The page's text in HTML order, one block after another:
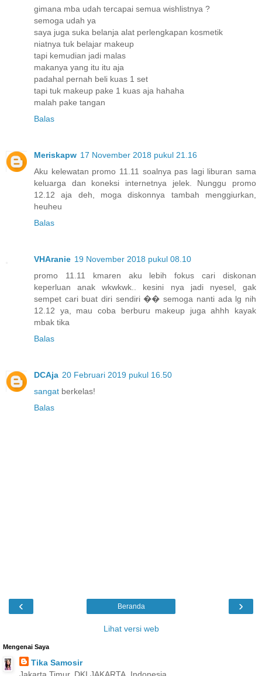
gimana mba udah tercapai semua wishlistnya ?
semoga udah ya
saya juga suka belanja alat perlengkapan kosmetik
niatnya tuk belajar makeup
tapi kemudian jadi malas
makanya yang itu itu aja
padahal pernah beli kuas 1 set
tapi tuk makeup pake 1 kuas aja hahaha
malah pake tangan
Balas
Meriskapw 17 November 2018 pukul 21.16
Aku kelewatan promo 11.11 soalnya pas lagi liburan sama
keluarga dan koneksi internetnya jelek. Nunggu promo
12.12 aja deh, moga diskonnya tambah menggiurkan,
heuheu
Balas
VHAranie 19 November 2018 pukul 08.10
promo 11.11 kmaren aku lebih fokus cari diskonan
keperluan anak wkwkwk.. kesini nya jadi nyesel, gak
sempet cari buat diri sendiri �� semoga nanti ada lg nih
12.12 ya, mau coba berburu makeup juga ahhh kayak
mbak tika
Balas
DCAja 20 Februari 2019 pukul 16.50
sangat berkelas!
Balas
‹ ›
Beranda
Lihat versi web
Mengenai Saya
Tika Samosir